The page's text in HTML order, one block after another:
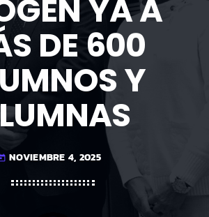
YA A
DE 600
Y
NOVIEMBRE 4, 2025